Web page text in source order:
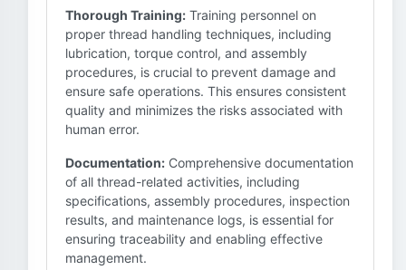
Thorough Training: Training personnel on
proper thread handling techniques, including
lubrication, torque control, and assembly
procedures, is crucial to prevent damage and
ensure safe operations. This ensures consistent
quality and minimizes the risks associated with
human error.
Documentation: Comprehensive documentation
of all thread-related activities, including
specifications, assembly procedures, inspection
results, and maintenance logs, is essential for
ensuring traceability and enabling effective
management.